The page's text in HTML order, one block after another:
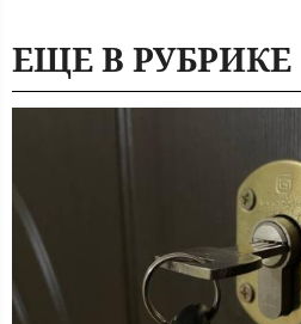
ЕЩЕ В РУБРИКЕ